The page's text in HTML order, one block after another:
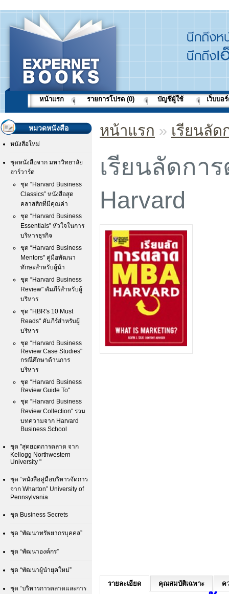
หน้าแรก รายการโปรด (0) บัญชีผู้ใช้ เว็บบอ
หมวดหนังสือ
หนังสือใหม่
ชุดหนังสือจาก มหาวิทยาลัย
ฮาร์วาร์ด
ชุด “Harvard Business
Classics” หนังสือสุด
คลาสสิกที่มีคุณค่า
ชุด “Harvard Business
Essentials” หัวใจในการ
บริหารธุรกิจ
ชุด “Harvard Business
Mentors" คู่มือพัฒนา
ทักษะสำหรับผู้นำ
ชุด “Harvard Business
Review" คัมภีร์สำหรับผู้
บริหาร
ชุด “HฺBR's 10 Must
Reads" คัมภีร์สำหรับผู้
บริหาร
ชุด “Harvard Business
Review Case Studies"
กรณีศึกษาด้านการ
บริหาร
ชุด “Harvard Business
Review Guide To"
ชุด “Harvard Business
Review Collection" รวม
บทความจาก Harvard
Business School
ชุด "สุดยอดการตลาด จาก
Kellogg Northwestern
University "
ชุด “หนังสือคู่มือบริหารจัดการ
จาก Wharton” University of
Pennsylvania
ชุด Business Secrets
ชุด “พัฒนาทรัพยากรบุคคล”
ชุด “พัฒนาองค์กร”
ชุด “พัฒนาผู้นำยุคใหม่”
ชุด “บริหารการตลาดและการ
หน้าแรก » เรียนลัด
เรียนลัดกา
Harvard
รายละเอียด คุณสมบัติเฉพาะ ค